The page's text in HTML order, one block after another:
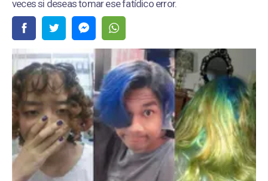
veces si deseas tomar ese fatídico error.